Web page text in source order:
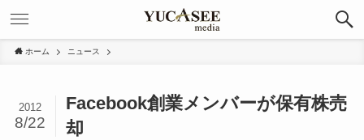
ホーム ニュース
Facebook創業メンバーが保有株売
却
2012
8/22